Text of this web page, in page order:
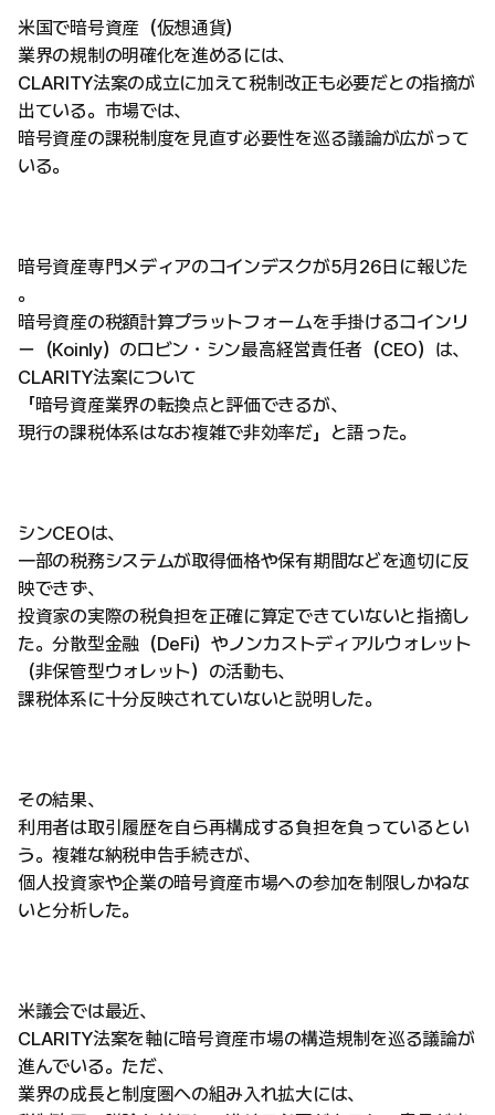
米国で暗号資産（仮想通貨）
業界の規制の明確化を進めるには、
CLARITY法案の成立に加えて税制改正も必要だとの指摘が
出ている。市場では、
暗号資産の課税制度を見直す必要性を巡る議論が広がって
いる。
暗号資産専門メディアのコインデスクが5月26日に報じた
。
暗号資産の税額計算プラットフォームを手掛けるコインリ
ー（Koinly）のロビン・シン最高経営責任者（CEO）は、
CLARITY法案について
「暗号資産業界の転換点と評価できるが、
現行の課税体系はなお複雑で非効率だ」と語った。
シンCEOは、
一部の税務システムが取得価格や保有期間などを適切に反
映できず、
投資家の実際の税負担を正確に算定できていないと指摘し
た。分散型金融（DeFi）やノンカストディアルウォレット
（非保管型ウォレット）の活動も、
課税体系に十分反映されていないと説明した。
その結果、
利用者は取引履歴を自ら再構成する負担を負っているとい
う。複雑な納税申告手続きが、
個人投資家や企業の暗号資産市場への参加を制限しかねな
いと分析した。
米議会では最近、
CLARITY法案を軸に暗号資産市場の構造規制を巡る議論が
進んでいる。ただ、
業界の成長と制度圏への組み入れ拡大には、